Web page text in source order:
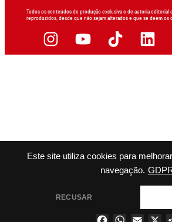
Este site utiliza cookies para
navegação.
RECUSAR
Todos os conteúdos de produção exclusiva e de autoria editorial
reproduzidos, desde que não sejam alterados e que se deem os
FacebookEmail